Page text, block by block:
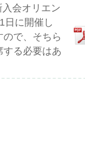
入会オリエン
に開催し
で、そちら
する必要はあ